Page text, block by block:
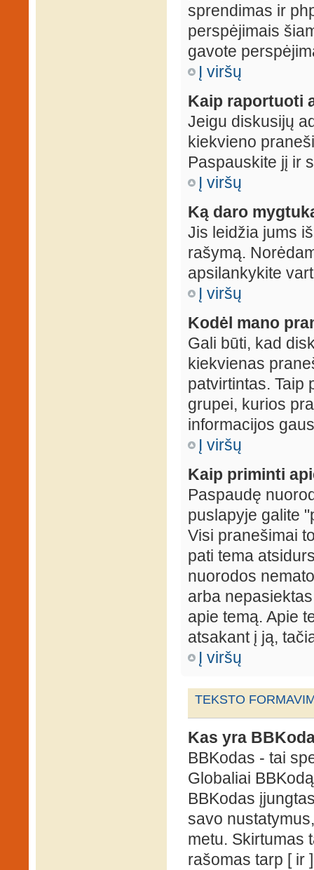
sprendimas ir
perspėjimais
gavote
Į viršų
Kaip raportuoti
Jeigu diskusijų
kiekvieno
Paspauskite jį ir
Į viršų
Ką daro
Jis leidžia jums
rašymą.
apsilankykite
Į viršų
Kodėl mano
Gali būti, kad
kiekvienas
patvirtintas. Taip
grupei, kurios
informacijos
Į viršų
Kaip priminti
Paspaudę
puslapyje galite
Visi pranešimai
pati tema
nuorodos
arba
apie temą. Apie
atsakant į ją,
Į viršų
TEKSTO
Kas yra
BBKodas - tai
Globaliai
BBKodas
savo
metu. Skirtumas
rašomas tarp [ ir